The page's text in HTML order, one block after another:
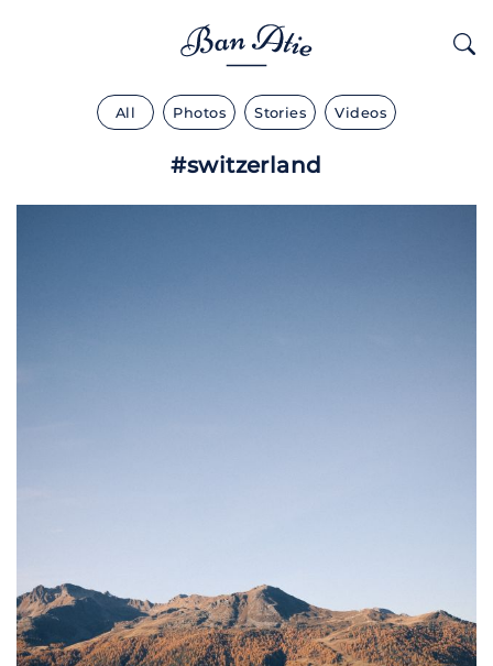
All Photos Stories Videos
#switzerland